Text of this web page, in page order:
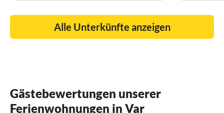
Alle Unterkünfte anzeigen
Gästebewertungen unserer
Ferienwohnungen in Var